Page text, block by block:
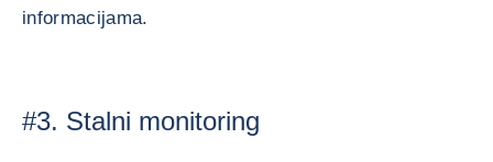
informacijama.
#3. Stalni monitoring